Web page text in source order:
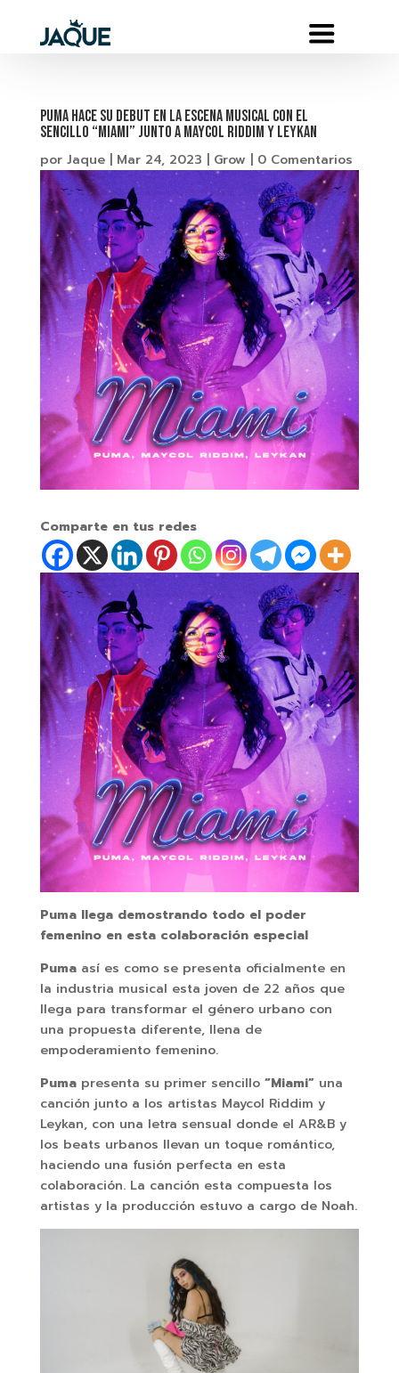
Puma hace su debut en la escena musical con el
sencillo “Miami” junto a Maycol Riddim y Leykan
por Jaque| Mar 24, 2023 Grow 0 Comentarios
Comparte en tus redes
Puma llega demostrando todo el poder
femenino en esta colaboración especial
Puma así es como se presenta oficialmente en
la industria musical esta joven de 22 años que
llega para transformar el género urbano con
una propuesta diferente, llena de
empoderamiento femenino.
Pumapresenta su primer sencillo “Miami”una
canción junto a los artistas Maycol Riddim y
Leykan, con una letra sensual donde el AR&B y
los beats urbanos llevan un toque romántico,
haciendo una fusión perfecta en esta
colaboración. La canción esta compuesta los
artistas y la producción estuvo a cargo de Noah.